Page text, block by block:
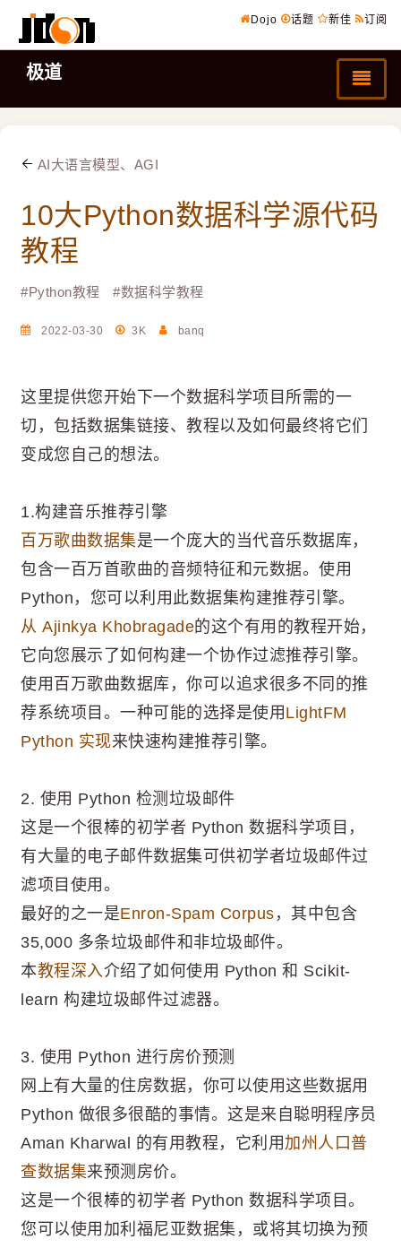
Dojo 话题 新佳 订阅
极道
AI大语言模型、AGI
10大Python数据科学源代码
教程
#Python教程 #数据科学教程
2022-03-30 3K banq
这里提供您开始下一个数据科学项目所需的一
切，包括数据集链接、教程以及如何最终将它们
变成您自己的想法。
1.构建音乐推荐引擎
百万歌曲数据集是一个庞大的当代音乐数据库，
包含一百万首歌曲的音频特征和元数据。使用
Python，您可以利用此数据集构建推荐引擎。
从 Ajinkya Khobragade的这个有用的教程开始，
它向您展示了如何构建一个协作过滤推荐引擎。
使用百万歌曲数据库，你可以追求很多不同的推
荐系统项目。一种可能的选择是使用 LightFM
Python 实现来快速构建推荐引擎。
2. 使用 Python 检测垃圾邮件
这是一个很棒的初学者 Python 数据科学项目，
有大量的电子邮件数据集可供初学者垃圾邮件过
滤项目使用。
最好的之一是Enron-Spam Corpus ，其中包含
35,000 多条垃圾邮件和非垃圾邮件。
本教程深入介绍了如何使用 Python 和 Scikit-
learn 构建垃圾邮件过滤器。
3. 使用 Python 进行房价预测
网上有大量的住房数据，你可以使用这些数据用
Python 做很多很酷的事情。这是来自聪明程序员
Aman Kharwal 的有用教程，它利用 加州人口普
查数据集来预测房价。
这是一个很棒的初学者 Python 数据科学项目。
您可以使用加利福尼亚数据集，或将其切换为预